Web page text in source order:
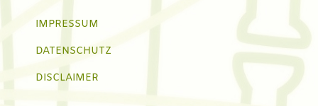
IMPRESSUM
DATENSCHUTZ
DISCLAIMER